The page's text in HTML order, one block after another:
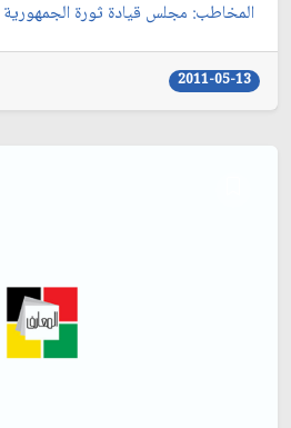
المخاطب: مجلس قيادة ثورة الجمهورية
2011-05-13